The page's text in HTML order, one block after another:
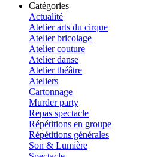
Catégories
Actualité
Atelier arts du cirque
Atelier bricolage
Atelier couture
Atelier danse
Atelier théâtre
Ateliers
Cartonnage
Murder party
Repas spectacle
Répétitions en groupe
Répétitions générales
Son & Lumière